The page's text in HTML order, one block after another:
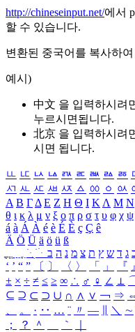
http://chineseinput.net/에서
할 수 있습니다.
변환된 중국어를 복사하
예시)
中文 을 입력하시려
누르시면됩니다.
北京 을 입력하시려
시면 됩니다.
ㅥ ㅦ ㅧ ㅨ ㅩ ㅪ ㅫ ㅬ ㅭ
ㅺ ㅻ ㅼ ㅽ ㅾ ㅿ ㆀ ㆁ ㆂ
Α Β ΓΔ Ε Ζ Η Θ Ι ΚΛ Μ Ν
θ ι κ λ μ ν ξ ο π ρ σ τ υ φ χ ψ
á à Á À é è É È ç Ç ê
Ä Ö Ü ä ö ü ß
ִֶֹ ֻּ ׁׂ ג ד ש ץ ת צ מ נ ה ב
‘ ’ “ ” 〔 〕 〈 〉 「 」 『
± × ÷ ≠ ≤ ≥ ∞ ∴ ♂ ♀ ∠ ⊥
⊆ ⊇ ⊂ ⊃ ∪ ∩ ∧ ∨ ￢ ⇒
、
。 · ‥ … ¨ 〃 ― ＼ ∼
；
？ ＾ ｀